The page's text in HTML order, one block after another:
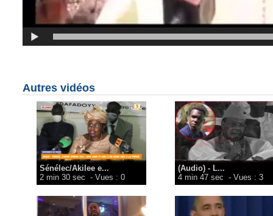
Autres vidéos
Sénélec/Akilee e...
2 min 30 sec - Vues : 0
(Audio) - L...
4 min 47 sec - Vues : 3